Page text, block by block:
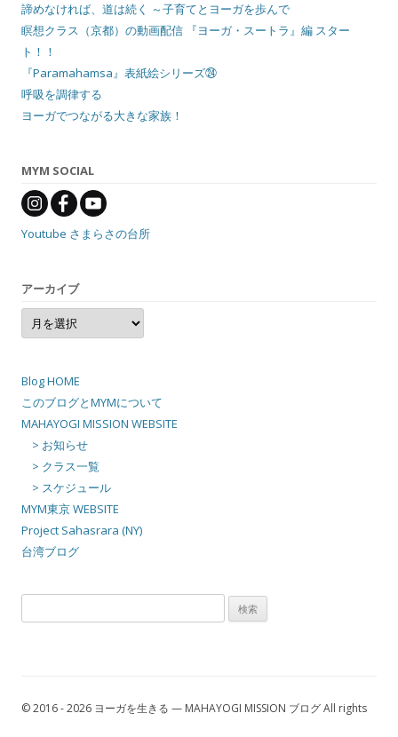
諦めなければ、道は続く ～子育てとヨーガを歩んで
瞑想クラス（京都）の動画配信 『ヨーガ・スートラ』編 スター
ト！！
『Paramahamsa』表紙絵シリーズ㉔
呼吸を調律する
ヨーガでつながる大きな家族！
MYM SOCIAL
Youtube さまらさの台所
アーカイブ
ア
ー
カ
Blog HOME
このブログとMYMについて
MAHAYOGI MISSION WEBSITE
> お知らせ
> クラス一覧
> スケジュール
MYM東京 WEBSITE
Project Sahasrara (NY)
台湾ブログ
索:
© 2016 - 2026 ヨーガを生きる — MAHAYOGI MISSION ブログ All rights